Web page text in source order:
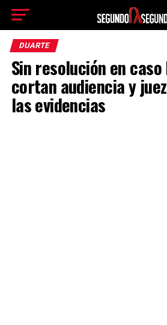
DUARTE
Sin resolución en
cortan audiencia y
las evidencias